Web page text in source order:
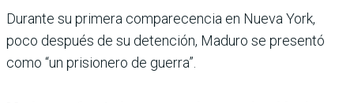
Durante su primera comparecencia en Nueva York,
poco después de su detención, Maduro se presentó
como “un prisionero de guerra”.